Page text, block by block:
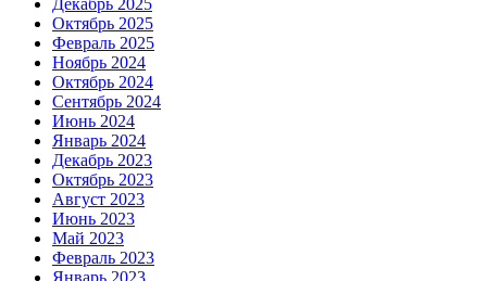
Декабрь 2025
Октябрь 2025
Февраль 2025
Ноябрь 2024
Октябрь 2024
Сентябрь 2024
Июнь 2024
Январь 2024
Декабрь 2023
Октябрь 2023
Август 2023
Июнь 2023
Май 2023
Февраль 2023